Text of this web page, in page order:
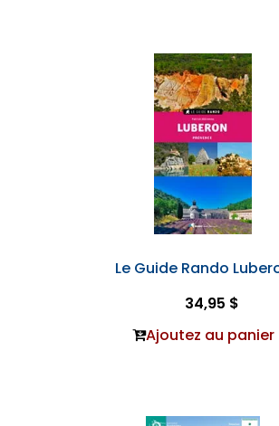
Le Guide Rando
34,95 $
Ajoutez au panier